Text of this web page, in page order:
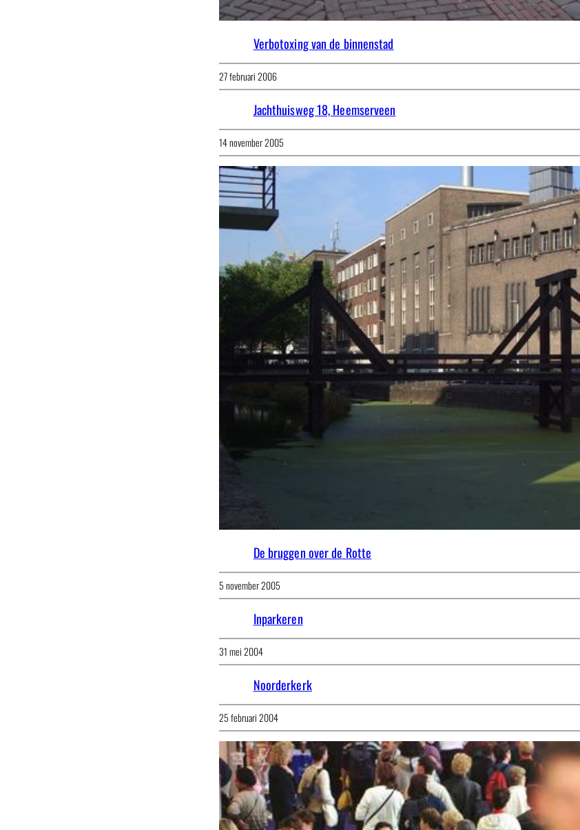
Verbotoxing van de binnenstad
27 februari 2006
Jachthuisweg 18, Heemserveen
14 november 2005
De bruggen over de Rotte
5 november 2005
Inparkeren
31 mei 2004
Noorderkerk
25 februari 2004